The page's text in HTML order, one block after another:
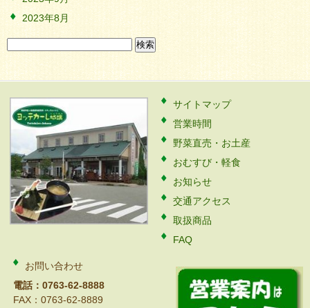
2023年8月
索:
サイトマップ
営業時間
野菜直売・お土産
おむすび・軽食
お知らせ
交通アクセス
取扱商品
FAQ
お問い合わせ
電話：0763-62-8888
FAX：0763-62-8889